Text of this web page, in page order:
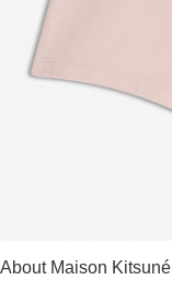
About Maison Kitsuné